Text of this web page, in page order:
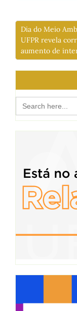
Dia do Meio
UFPR revela
aumento de
Search
for: